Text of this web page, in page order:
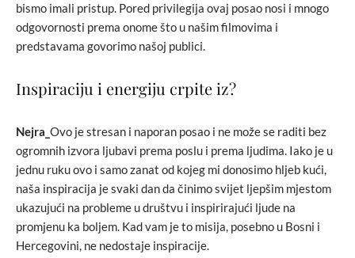
bismo imali pristup. Pored privilegija ovaj posao nosi i mnogo
odgovornosti prema onome što u našim filmovima i
predstavama govorimo našoj publici.
Inspiraciju i energiju crpite iz?
Nejra_ Ovo je stresan i naporan posao i ne može se raditi bez
ogromnih izvora ljubavi prema poslu i prema ljudima. Iako je u
jednu ruku ovo i samo zanat od kojeg mi donosimo hljeb kući,
naša inspiracija je svaki dan da činimo svijet ljepšim mjestom
ukazujući na probleme u društvu i inspirirajući ljude na
promjenu ka boljem. Kad vam je to misija, posebno u Bosni i
Hercegovini, ne nedostaje inspiracije.